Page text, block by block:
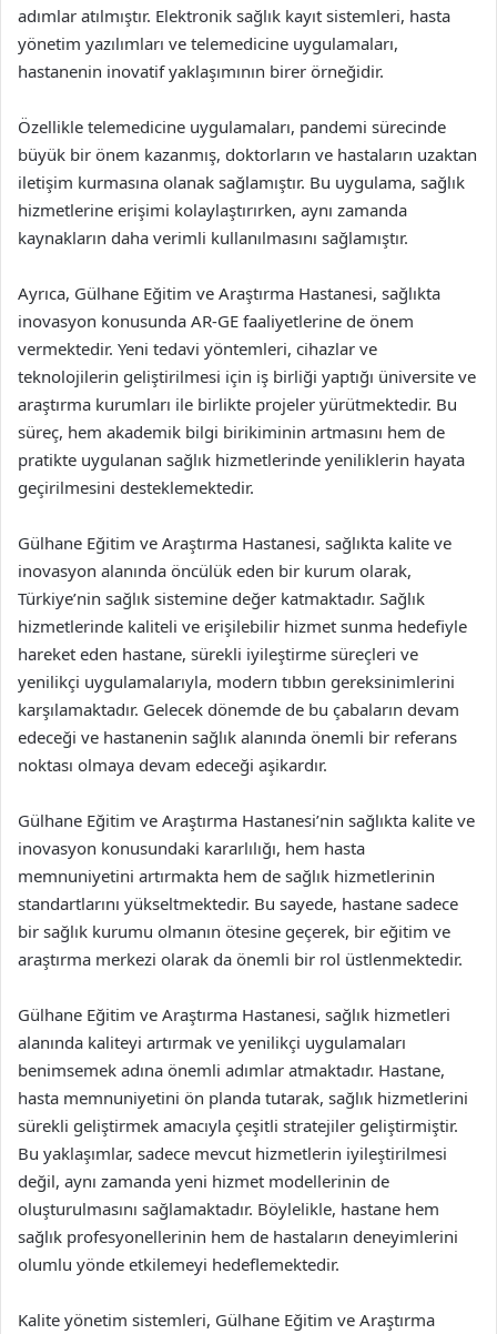
adımlar atılmıştır. Elektronik sağlık kayıt sistemleri, hasta
yönetim yazılımları ve telemedicine uygulamaları,
hastanenin inovatif yaklaşımının birer örneğidir.
Özellikle telemedicine uygulamaları, pandemi sürecinde
büyük bir önem kazanmış, doktorların ve hastaların uzaktan
iletişim kurmasına olanak sağlamıştır. Bu uygulama, sağlık
hizmetlerine erişimi kolaylaştırırken, aynı zamanda
kaynakların daha verimli kullanılmasını sağlamıştır.
Ayrıca, Gülhane Eğitim ve Araştırma Hastanesi, sağlıkta
inovasyon konusunda AR-GE faaliyetlerine de önem
vermektedir. Yeni tedavi yöntemleri, cihazlar ve
teknolojilerin geliştirilmesi için iş birliği yaptığı üniversite ve
araştırma kurumları ile birlikte projeler yürütmektedir. Bu
süreç, hem akademik bilgi birikiminin artmasını hem de
pratikte uygulanan sağlık hizmetlerinde yeniliklerin hayata
geçirilmesini desteklemektedir.
Gülhane Eğitim ve Araştırma Hastanesi, sağlıkta kalite ve
inovasyon alanında öncülük eden bir kurum olarak,
Türkiye’nin sağlık sistemine değer katmaktadır. Sağlık
hizmetlerinde kaliteli ve erişilebilir hizmet sunma hedefiyle
hareket eden hastane, sürekli iyileştirme süreçleri ve
yenilikçi uygulamalarıyla, modern tıbbın gereksinimlerini
karşılamaktadır. Gelecek dönemde de bu çabaların devam
edeceği ve hastanenin sağlık alanında önemli bir referans
noktası olmaya devam edeceği aşikardır.
Gülhane Eğitim ve Araştırma Hastanesi’nin sağlıkta kalite ve
inovasyon konusundaki kararlılığı, hem hasta
memnuniyetini artırmakta hem de sağlık hizmetlerinin
standartlarını yükseltmektedir. Bu sayede, hastane sadece
bir sağlık kurumu olmanın ötesine geçerek, bir eğitim ve
araştırma merkezi olarak da önemli bir rol üstlenmektedir.
Gülhane Eğitim ve Araştırma Hastanesi, sağlık hizmetleri
alanında kaliteyi artırmak ve yenilikçi uygulamaları
benimsemek adına önemli adımlar atmaktadır. Hastane,
hasta memnuniyetini ön planda tutarak, sağlık hizmetlerini
sürekli geliştirmek amacıyla çeşitli stratejiler geliştirmiştir.
Bu yaklaşımlar, sadece mevcut hizmetlerin iyileştirilmesi
değil, aynı zamanda yeni hizmet modellerinin de
oluşturulmasını sağlamaktadır. Böylelikle, hastane hem
sağlık profesyonellerinin hem de hastaların deneyimlerini
olumlu yönde etkilemeyi hedeflemektedir.
Kalite yönetim sistemleri, Gülhane Eğitim ve Araştırma